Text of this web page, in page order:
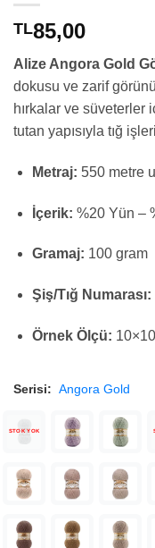
TL85,00
Alize Angora Gold
dokusu ve zarif
hırkalar ve süveterler
tutan yapısıyla tığ
Metraj: 550 metre
İçerik: %20 Yün –
Gramaj: 100 gram
Şiş/Tığ Numarası:
Örnek Ölçü:
Serisi: Angora Gold
STOK YOK